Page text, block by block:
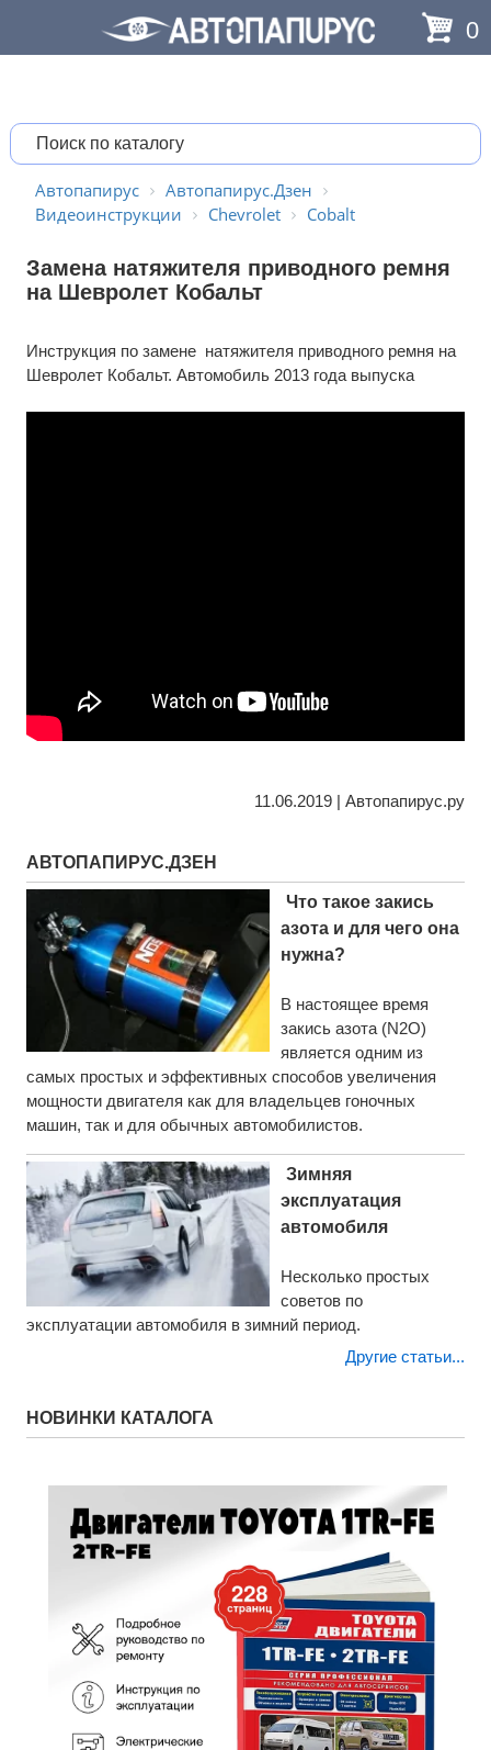
0
Автопапирус
Автопапирус.Дзен
Видеоинструкции
Chevrolet Cobalt
Замена натяжителя приводного ремня
на Шевролет Кобальт
Инструкция по замене натяжителя приводного ремня на
Шевролет Кобальт. Автомобиль 2013 года выпуска
11.06.2019 | Автопапирус.ру
АВТОПАПИРУС.ДЗЕН
Что такое закись
азота и для чего она
нужна?
В настоящее время
закись азота (N2O)
является одним из
самых простых и эффективных способов увеличения
мощности двигателя как для владельцев гоночных
машин, так и для обычных автомобилистов.
Зимняя
эксплуатация
автомобиля
Несколько простых
советов по
эксплуатации автомобиля в зимний период.
Другие статьи...
НОВИНКИ КАТАЛОГА